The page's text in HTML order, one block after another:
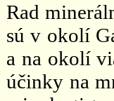
Rad
sú v okolí
a na okolí
účinky na